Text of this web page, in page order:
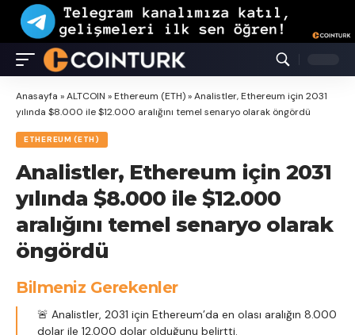
Anasayfa »ALTCOIN »Ethereum (ETH)»Analistler, Ethereum için 2031
yılında $8.000 ile $12.000 aralığını temel senaryo olarak öngördü
ETHEREUM (ETH)
Analistler, Ethereum için 2031
yılında $8.000 ile $12.000
aralığını temel senaryo olarak
öngördü
Bilmeniz Gerekenler
🚨 Analistler, 2031 için Ethereum’da en olası aralığın 8.000
dolar ile 12.000 dolar olduğunu belirtti.